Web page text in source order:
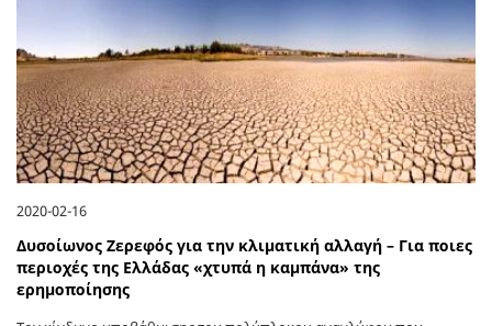
2020-02-16
Δυσοίωνος Ζερεφός για την κλιματική αλλαγή – Για ποιες
περιοχές της Ελλάδας «χτυπά η καμπάνα» της
ερημοποίησης